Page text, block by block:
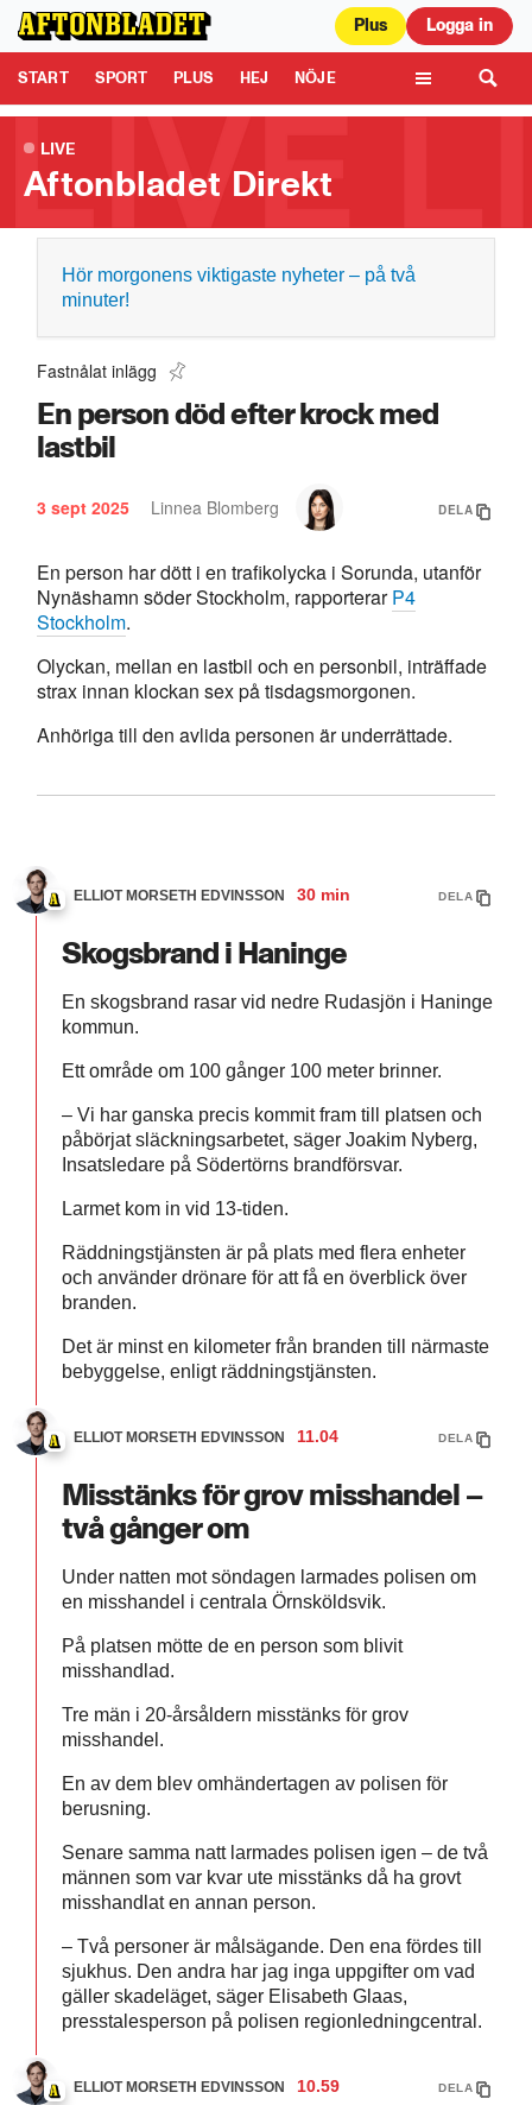
Plus Logga in
START SPORT PLUS HEJ NÖJE
Aftonbladet är en del av Schibsted Media. Schibsted News Media AB är
ansvarig för dina data på denna webbplats.Läs mer här
Tipsa oss
LIVE
Aftonbladet Direkt
Hör morgonens viktigaste nyheter – på två
minuter!
Fastnålat inlägg
En person död efter krock med
lastbil
3 sept 2025 Linnea Blomberg DELA
En person har dött i en trafikolycka i Sorunda, utanför
Nynäshamn söder Stockholm, rapporterarP4
Stockholm.
Olyckan, mellan en lastbil och en personbil, inträffade
strax innan klockan sex på tisdagsmorgonen.
Anhöriga till den avlida personen är underrättade.
ELLIOT MORSETH EDVINSSON 30 min DELA
Skogsbrand i Haninge
En skogsbrand rasar vid nedre Rudasjön i Haninge
kommun.
Ett område om 100 gånger 100 meter brinner.
– Vi har ganska precis kommit fram till platsen och
påbörjat släckningsarbetet, säger Joakim Nyberg,
Insatsledare på Södertörns brandförsvar.
Larmet kom in vid 13-tiden.
Räddningstjänsten är på plats med flera enheter
och använder drönare för att få en överblick över
branden.
Det är minst en kilometer från branden till närmaste
bebyggelse, enligt räddningstjänsten.
ELLIOT MORSETH EDVINSSON 11.04 DELA
Misstänks för grov misshandel –
två gånger om
Under natten mot söndagen larmades polisen om
en misshandel i centrala Örnsköldsvik.
På platsen mötte de en person som blivit
misshandlad.
Tre män i 20-årsåldern misstänks för grov
misshandel.
En av dem blev omhändertagen av polisen för
berusning.
Senare samma natt larmades polisen igen – de två
männen som var kvar ute misstänks då ha grovt
misshandlat en annan person.
– Två personer är målsägande. Den ena fördes till
sjukhus. Den andra har jag inga uppgifter om vad
gäller skadeläget, säger Elisabeth Glaas,
presstalesperson på polisen regionledningcentral.
ELLIOT MORSETH EDVINSSON 10.59 DELA